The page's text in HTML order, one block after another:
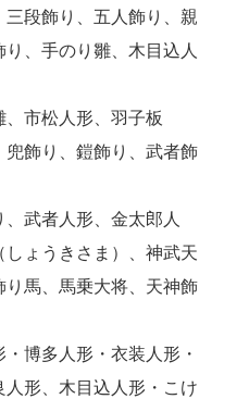
三段飾り、五人飾り、親
、手のり雛、木目込人
、市松人形、羽子板
兜飾り、鎧飾り、武者飾
武者人形、金太郎人
ょうきさま）、神武天
馬、馬乗大将、天神飾
博多人形・衣装人形・
形、木目込人形・こけ